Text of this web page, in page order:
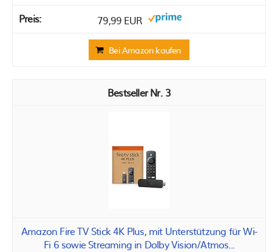
79,99 EUR
Bei Amazon kaufen
3
Amazon Fire TV Stick 4K Plus, mit Unterstützung für Wi-
Fi 6 sowie Streaming in Dolby Vision/Atmos...